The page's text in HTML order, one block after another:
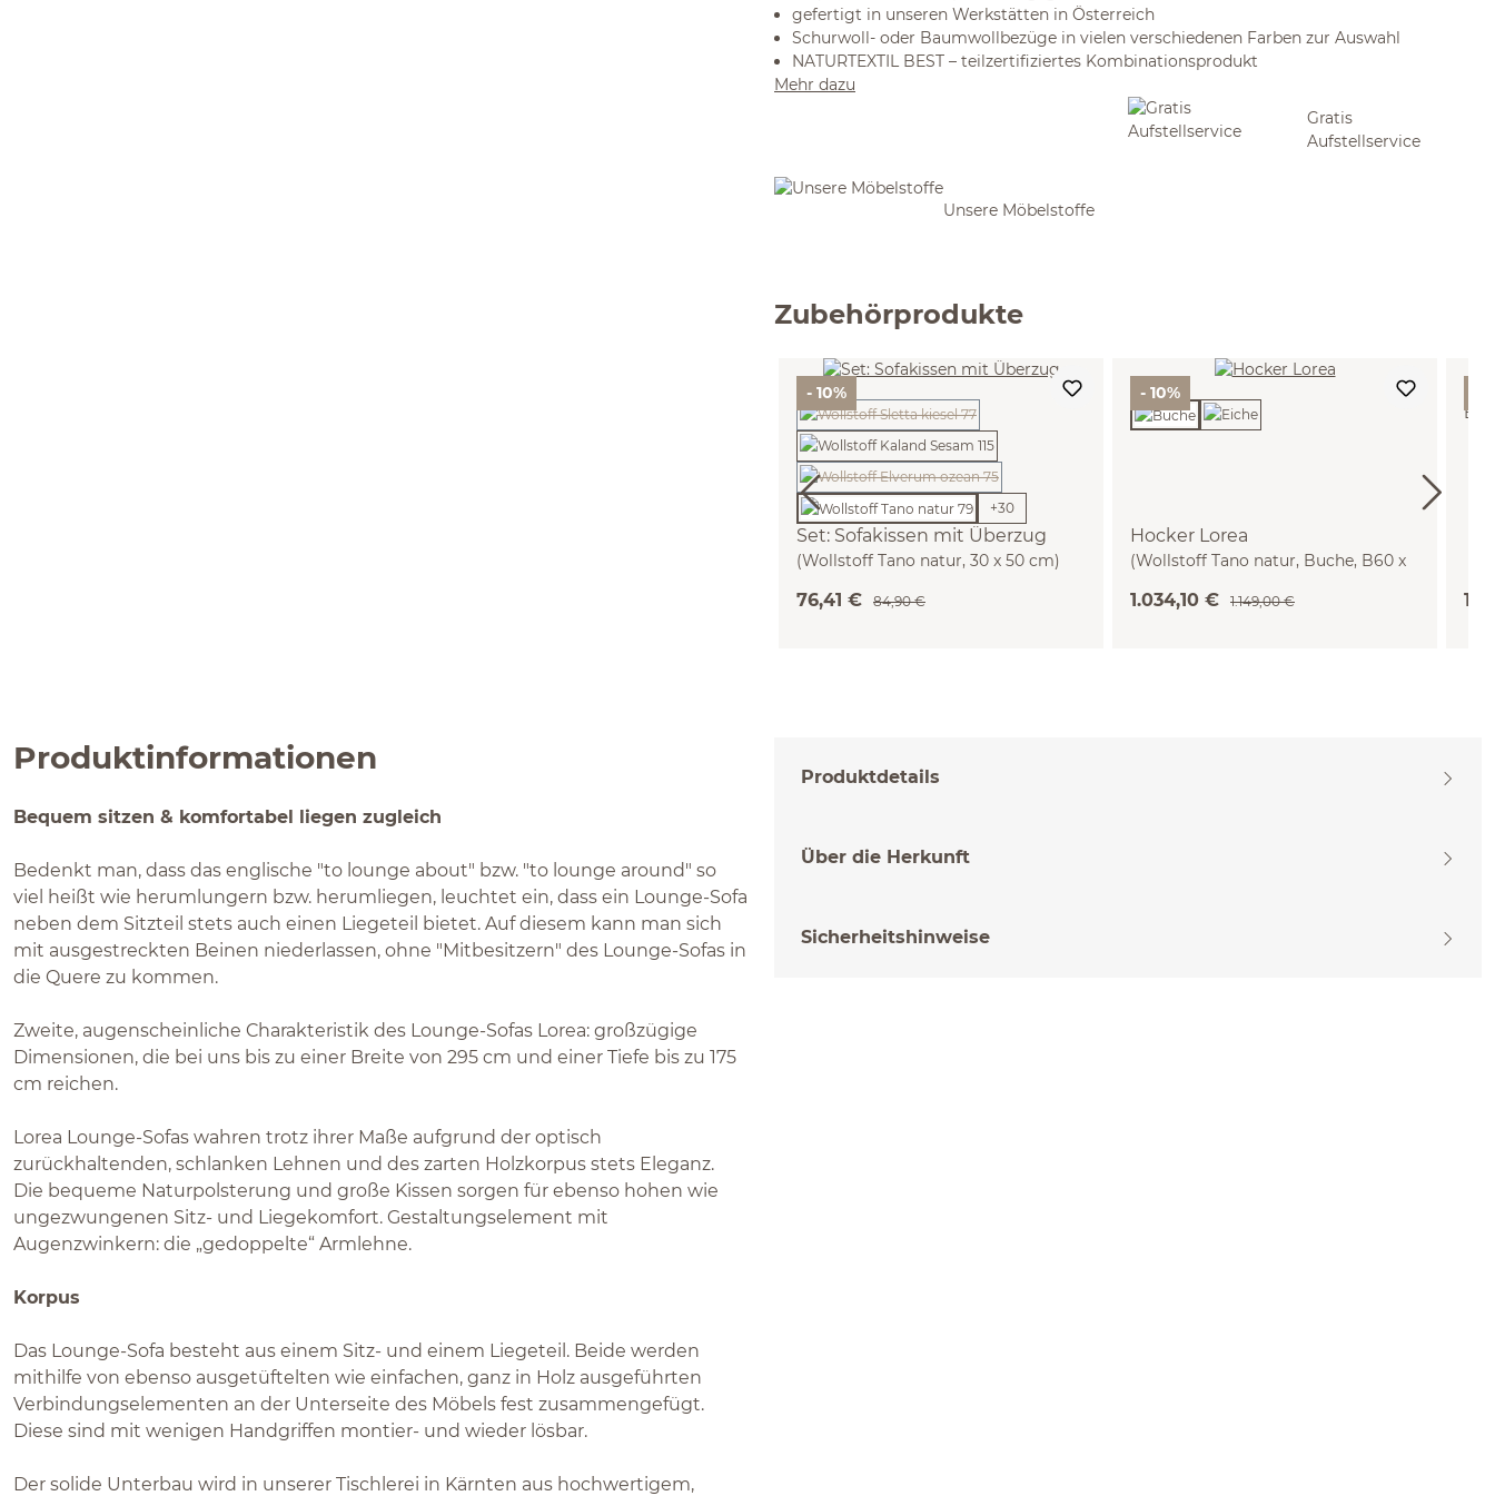
gefertigt in unseren Werkstätten in Österreich
Schurwoll- oder Baumwollbezüge in vielen verschiedenen Farben zur Auswahl
NATURTEXTIL BEST – teilzertifiziertes Kombinationsprodukt
Mehr dazu
Gratis
Aufstellservice
Unsere Möbelstoffe
Zubehörprodukte
- 10%
Set: Sofakissen mit Überzug
(Wollstoff Tano natur, 30 x 50 cm)
+30
76,41 € 84,90 €
- 10%
Hocker Lorea
(Wollstoff Tano natur, Buche, B60 x
1.034,10 € 1.149,00 €
Produktinformationen
Bequem sitzen & komfortabel liegen zugleich
Bedenkt man, dass das englische "to lounge about" bzw. "to lounge around" so
viel heißt wie herumlungern bzw. herumliegen, leuchtet ein, dass ein Lounge-Sofa
neben dem Sitzteil stets auch einen Liegeteil bietet. Auf diesem kann man sich
mit ausgestreckten Beinen niederlassen, ohne "Mitbesitzern" des Lounge-Sofas in
die Quere zu kommen.
Zweite, augenscheinliche Charakteristik des Lounge-Sofas Lorea: großzügige
Dimensionen, die bei uns bis zu einer Breite von 295 cm und einer Tiefe bis zu 175
cm reichen.
Lorea Lounge-Sofas wahren trotz ihrer Maße aufgrund der optisch
zurückhaltenden, schlanken Lehnen und des zarten Holzkorpus stets Eleganz.
Die bequeme Naturpolsterung und große Kissen sorgen für ebenso hohen wie
ungezwungenen Sitz- und Liegekomfort. Gestaltungselement mit
Augenzwinkern: die „gedoppelte“ Armlehne.
Korpus
Das Lounge-Sofa besteht aus einem Sitz- und einem Liegeteil. Beide werden
mithilfe von ebenso ausgetüftelten wie einfachen, ganz in Holz ausgeführten
Verbindungselementen an der Unterseite des Möbels fest zusammengefügt.
Diese sind mit wenigen Handgriffen montier- und wieder lösbar.
Der solide Unterbau wird in unserer Tischlerei in Kärnten aus hochwertigem,
Produktdetails
Über die Herkunft
Sicherheitshinweise